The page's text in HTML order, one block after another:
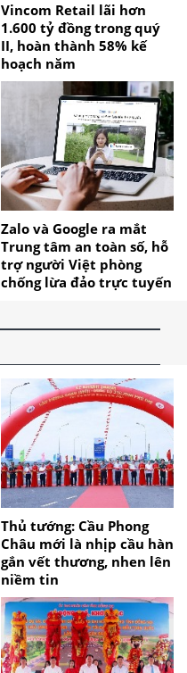
Vincom Retail lãi hơn
1.600 tỷ đồng trong quý
II, hoàn thành 58% kế
hoạch năm
Zalo và Google ra mắt
Trung tâm an toàn số, hỗ
trợ người Việt phòng
chống lừa đảo trực tuyến
Thủ tướng: Cầu Phong
Châu mới là nhịp cầu hàn
gắn vết thương, nhen lên
niềm tin